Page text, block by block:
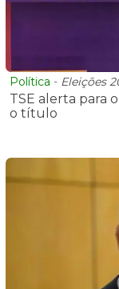
Política - Eleições
TSE alerta para
o título